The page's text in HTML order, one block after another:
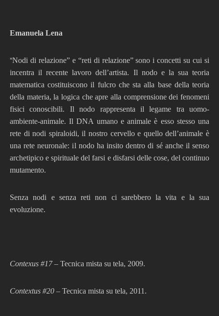
Emanuela Lena
“Nodi di relazione” e “reti di relazione” sono i concetti su cui si
incentra il recente lavoro dell’artista. Il nodo e la sua teoria
matematica costituiscono il fulcro che sta alla base della teoria
della materia, la logica che apre alla comprensione dei fenomeni
fisici conoscibili. Il nodo rappresenta il legame tra uomo-
ambiente-animale. Il DNA umano e animale è esso stesso una
rete di nodi spiraloidi, il nostro cervello e quello dell’animale è
una rete neuronale: il nodo ha insito dentro di sé anche il senso
archetipico e spirituale del farsi e disfarsi delle cose, del continuo
mutamento.
Senza nodi e senza reti non ci sarebbero la vita e la sua
evoluzione.
Contexus #17– Tecnica mista su tela, 2009.
Contextus #20 – Tecnica mista su tela, 2011.